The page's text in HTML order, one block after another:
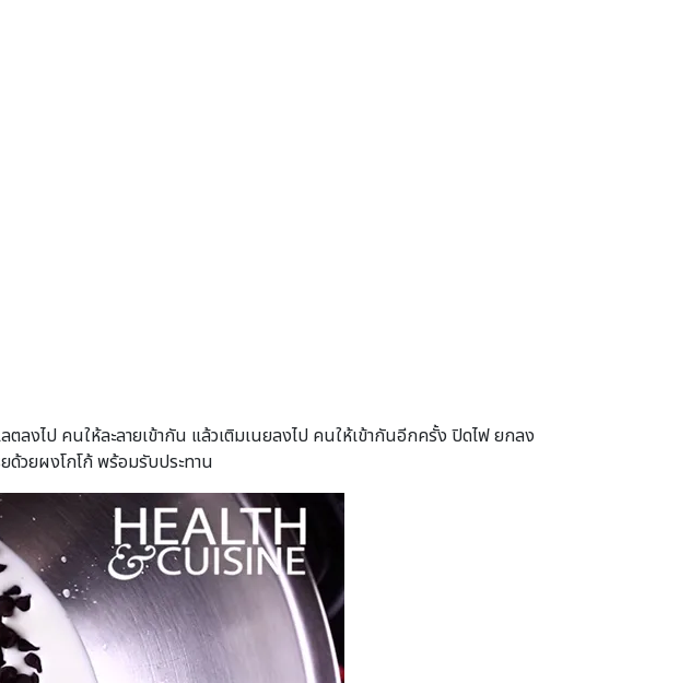
งไป คนให้ละลายเข้ากัน แล้วเติมเนยลงไป คนให้เข้ากันอีกครั้ง ปิดไฟ ยกลง
ด้วยผงโกโก้ พร้อมรับประทาน